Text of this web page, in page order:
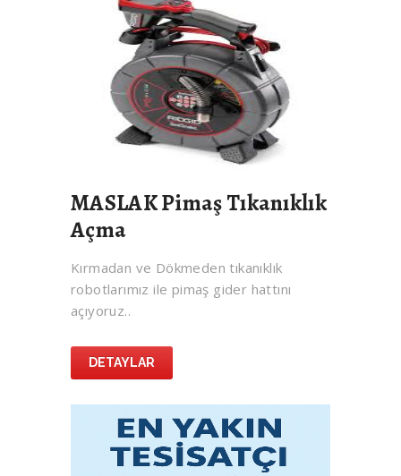
MASLAK Pimaş Tıkanıklık
Açma
Kırmadan ve Dökmeden tıkanıklık
robotlarımız ile pimaş gider hattını
açıyoruz..
DETAYLAR